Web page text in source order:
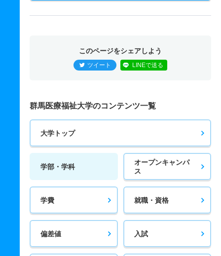
このページをシェアしよう
ツイート LINEで送る
群馬医療福祉大学のコンテンツ一覧
大学トップ
学部・学科
オープンキャンパ
ス
学費 就職・資格
偏差値 入試